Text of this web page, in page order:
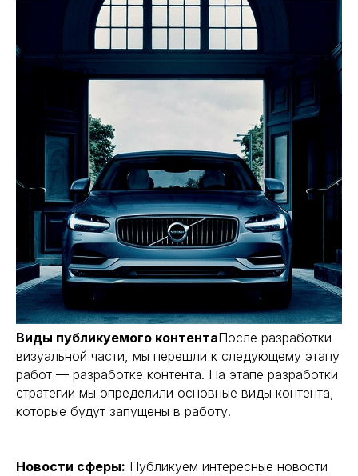
Виды публикуемого контентаПосле разработки
визуальной части, мы перешли к следующему этапу
работ — разработке контента. На этапе разработки
стратегии мы определили основные виды контента,
которые будут запущены в работу.
Новости сферы: Публикуем интересные новости